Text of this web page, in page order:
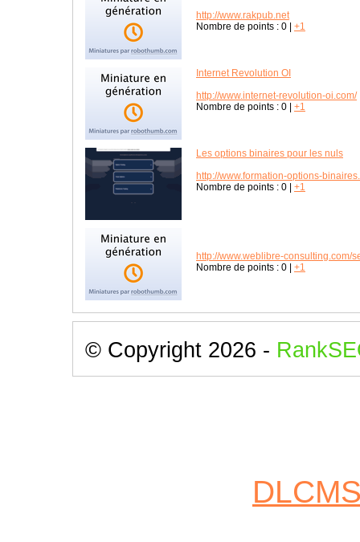
http://www.rakpub.net
Nombre de points : 0 +1
Internet Revolution OI
http://www.internet-revolution-oi.com/
Nombre de points : 0 +1
Les options binaires pour les nuls
http://www.formation-options-
Nombre de points : 0 +1
http://www.weblibre-consulting.com/
Nombre de points : 0 +1
© Copyright 2026 -